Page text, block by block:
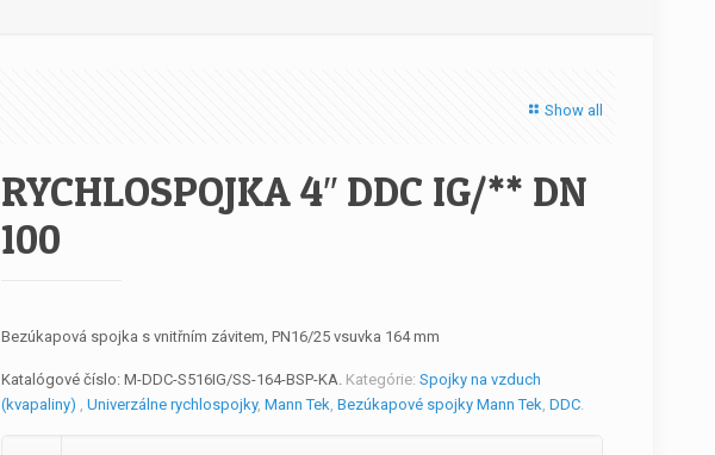
Show all
RYCHLOSPOJKA 4″ DDC IG/** DN
100
Bezúkapová spojka s vnitřním závitem, PN16/25 vsuvka 164 mm
Katalógové číslo:M-DDC-S516IG/SS-164-BSP-KA. Kategórie:Spojky na vzduch
(kvapaliny) ,Univerzálne rychlospojky,Mann Tek,Bezúkapové spojky Mann Tek,DDC.